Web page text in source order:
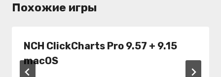
Похожие игры
NCH ClickCharts Pro 9.57 + 9.15
macOS